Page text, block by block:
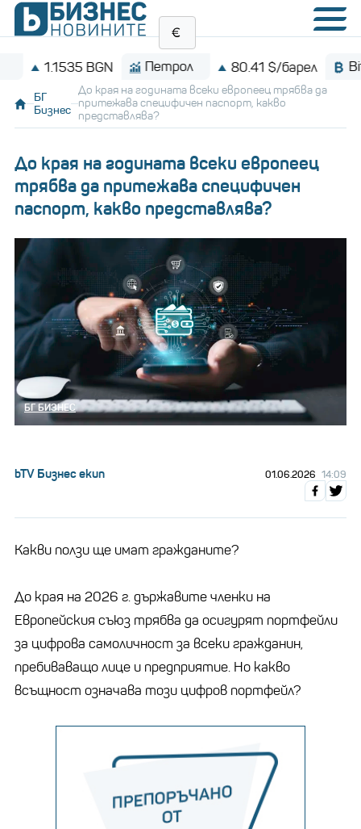
1.1535 BGN Петрол 80.41 $/барел Bitcoin
БГ
Бизнес
До края на годината всеки европеец трябва да
притежава специфичен паспорт, какво
представлява?
До края на годината всеки европеец
трябва да притежава специфичен
паспорт, какво представлява?
БГ БИЗНЕС
bTV Бизнес екип 01.06.2026 14:09
Какви ползи ще имат гражданите?
До края на 2026 г. държавите членки на
Европейския съюз трябва да осигурят портфейли
за цифрова самоличност за всеки гражданин,
пребиваващо лице и предприятие. Но какво
всъщност означава този цифров портфейл?